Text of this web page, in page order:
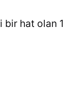
hat olan